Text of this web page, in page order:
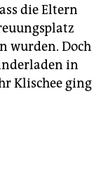
die Eltern
wurden. Doch
in
Klischee ging